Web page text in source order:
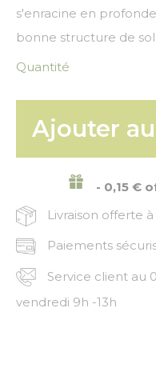
s'enracine en
bonne structure de sol.
Quantité
Ajouter
- 0,15 €
Livraison offerte
Paiements
Service client au
vendredi 9h -13h